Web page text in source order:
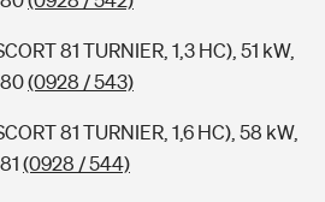
81 TURNIER, 1,3 HC), 51 kW,
(0928 / 543)
81 TURNIER, 1,6 HC), 58 kW,
(0928 / 544)